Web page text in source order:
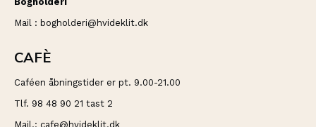
Mail : bogholderi@hvideklit.dk
CAFÈ
Caféen åbningstider er pt. 9.00-21.00
Tlf. 98 48 90 21 tast 2
Mail.: cafe@hvideklit.dk